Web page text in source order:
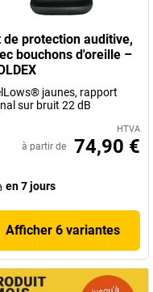
coussinets et serre-tête
de protection auditive,
bouchons d'oreille –
jaunes, rapport
sur bruit 22 dB
HTVA
à partir de 74,90 €
en 7 jours
Afficher 6 variantes